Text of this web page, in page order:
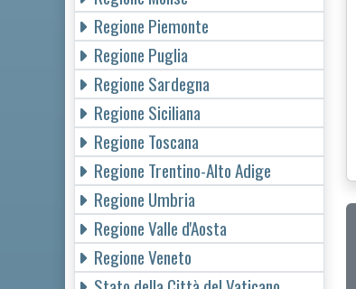
Regione Piemonte
Regione Puglia
Regione Sardegna
Regione Siciliana
Regione Toscana
Regione Trentino-Alto Adige
Regione Umbria
Regione Valle d'Aosta
Regione Veneto